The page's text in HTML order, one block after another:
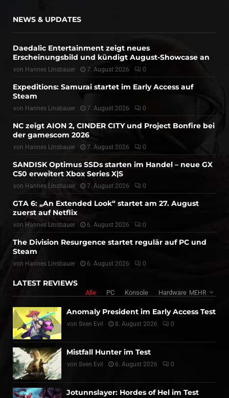
NEWS & UPDATES
Daedalic Entertainment zeigt neues
Erscheinungsbild und kündigt August-Showcase an
von Hannes Linsbauer 7. August 2026 0
Expeditions: Samurai startet im Early Access auf
Steam
von Hannes Linsbauer 7. August 2026 0
NC zeigt AION 2, CINDER CITY und Project Bonfire bei
der gamescom 2026
von Hannes Linsbauer 7. August 2026 0
SANDISK Optimus SSDs starten im Handel – neue GX
C50 erweitert Xbox Series X|S
von Hannes Linsbauer 7. August 2026 0
GTA 6: „An Extended Look“ startet am 27. August
zuerst auf Netflix
von Hannes Linsbauer 6. August 2026 0
The Division Resurgence startet regulär auf PC und
Steam
von Hannes Linsbauer 6. August 2026 0
LATEST REVIEWS
Alle PC Konsole Hardware MEHR
Anomaly President im Early Access Test
von Sven Evil 8. August 2026 0
Mistfall Hunter im Test
von Sven Evil 6. August 2026 0
Jotunnslayer: Hordes of Hel im Test